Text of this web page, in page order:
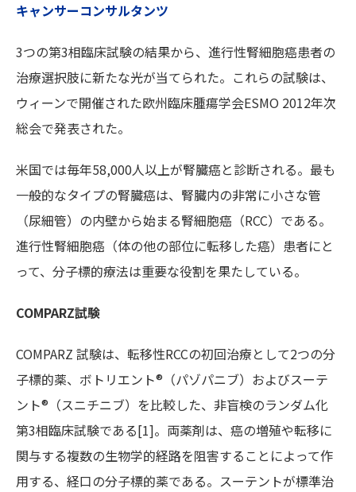
キャンサーコンサルタンツ
3つの第3相臨床試験の結果から、進行性腎細胞癌患者の
治療選択肢に新たな光が当てられた。これらの試験は、
ウィーンで開催された欧州臨床腫瘍学会ESMO 2012年次
総会で発表された。
米国では毎年58,000人以上が腎臓癌と診断される。最も
一般的なタイプの腎臓癌は、腎臓内の非常に小さな管
（尿細管）の内壁から始まる腎細胞癌（RCC）である。
進行性腎細胞癌（体の他の部位に転移した癌）患者にと
って、分子標的療法は重要な役割を果たしている。
COMPARZ試験
COMPARZ 試験は、転移性RCCの初回治療として2つの分
子標的薬、ボトリエント®（パゾパニブ）およびスーテ
ント®（スニチニブ）を比較した、非盲検のランダム化
第3相臨床試験である[1]。両薬剤は、癌の増殖や転移に
関与する複数の生物学的経路を阻害することによって作
用する、経口の分子標的薬である。スーテントが標準治